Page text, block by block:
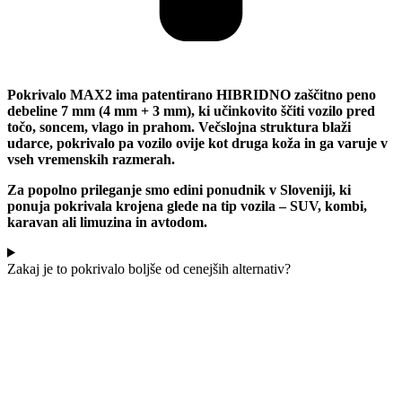
Pokrivalo MAX2 ima patentirano HIBRIDNO zaščitno peno
debeline 7 mm (4 mm + 3 mm), ki učinkovito ščiti vozilo pred
točo, soncem, vlago in prahom. Večslojna struktura blaži
udarce, pokrivalo pa vozilo ovije kot druga koža in ga varuje v
vseh vremenskih razmerah.
Za popolno prileganje smo edini ponudnik v Sloveniji, ki
ponuja pokrivala krojena glede na tip vozila – SUV, kombi,
karavan ali limuzina in avtodom.
Zakaj je to pokrivalo boljše od cenejših alternativ?